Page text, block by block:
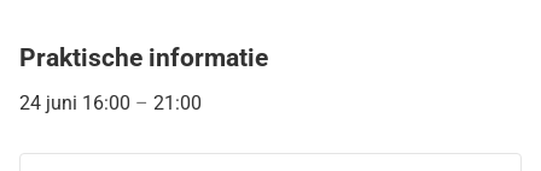
Praktische informatie
24 juni 16:00 – 21:00